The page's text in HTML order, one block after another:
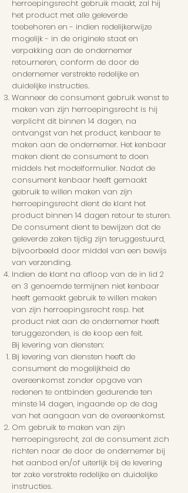
herroepingsrecht gebruik maakt, zal hij
het product met alle geleverde
toebehoren en - indien redelijkerwijze
mogelijk - in de originele staat en
verpakking aan de ondernemer
retourneren, conform de door de
ondernemer verstrekte redelijke en
duidelijke instructies.
Wanneer de consument gebruik wenst te
maken van zijn herroepingsrecht is hij
verplicht dit binnen 14 dagen, na
ontvangst van het product, kenbaar te
maken aan de ondernemer. Het kenbaar
maken dient de consument te doen
middels het modelformulier. Nadat de
consument kenbaar heeft gemaakt
gebruik te willen maken van zijn
herroepingsrecht dient de klant het
product binnen 14 dagen retour te sturen.
De consument dient te bewijzen dat de
geleverde zaken tijdig zijn teruggestuurd,
bijvoorbeeld door middel van een bewijs
van verzending.
Indien de klant na afloop van de in lid 2
en 3 genoemde termijnen niet kenbaar
heeft gemaakt gebruik te willen maken
van zijn herroepingsrecht resp. het
product niet aan de ondernemer heeft
teruggezonden, is de koop een feit.
Bij levering van diensten:
Bij levering van diensten heeft de
consument de mogelijkheid de
overeenkomst zonder opgave van
redenen te ontbinden gedurende ten
minste 14 dagen, ingaande op de dag
van het aangaan van de overeenkomst.
Om gebruik te maken van zijn
herroepingsrecht, zal de consument zich
richten naar de door de ondernemer bij
het aanbod en/of uiterlijk bij de levering
ter zake verstrekte redelijke en duidelijke
instructies.